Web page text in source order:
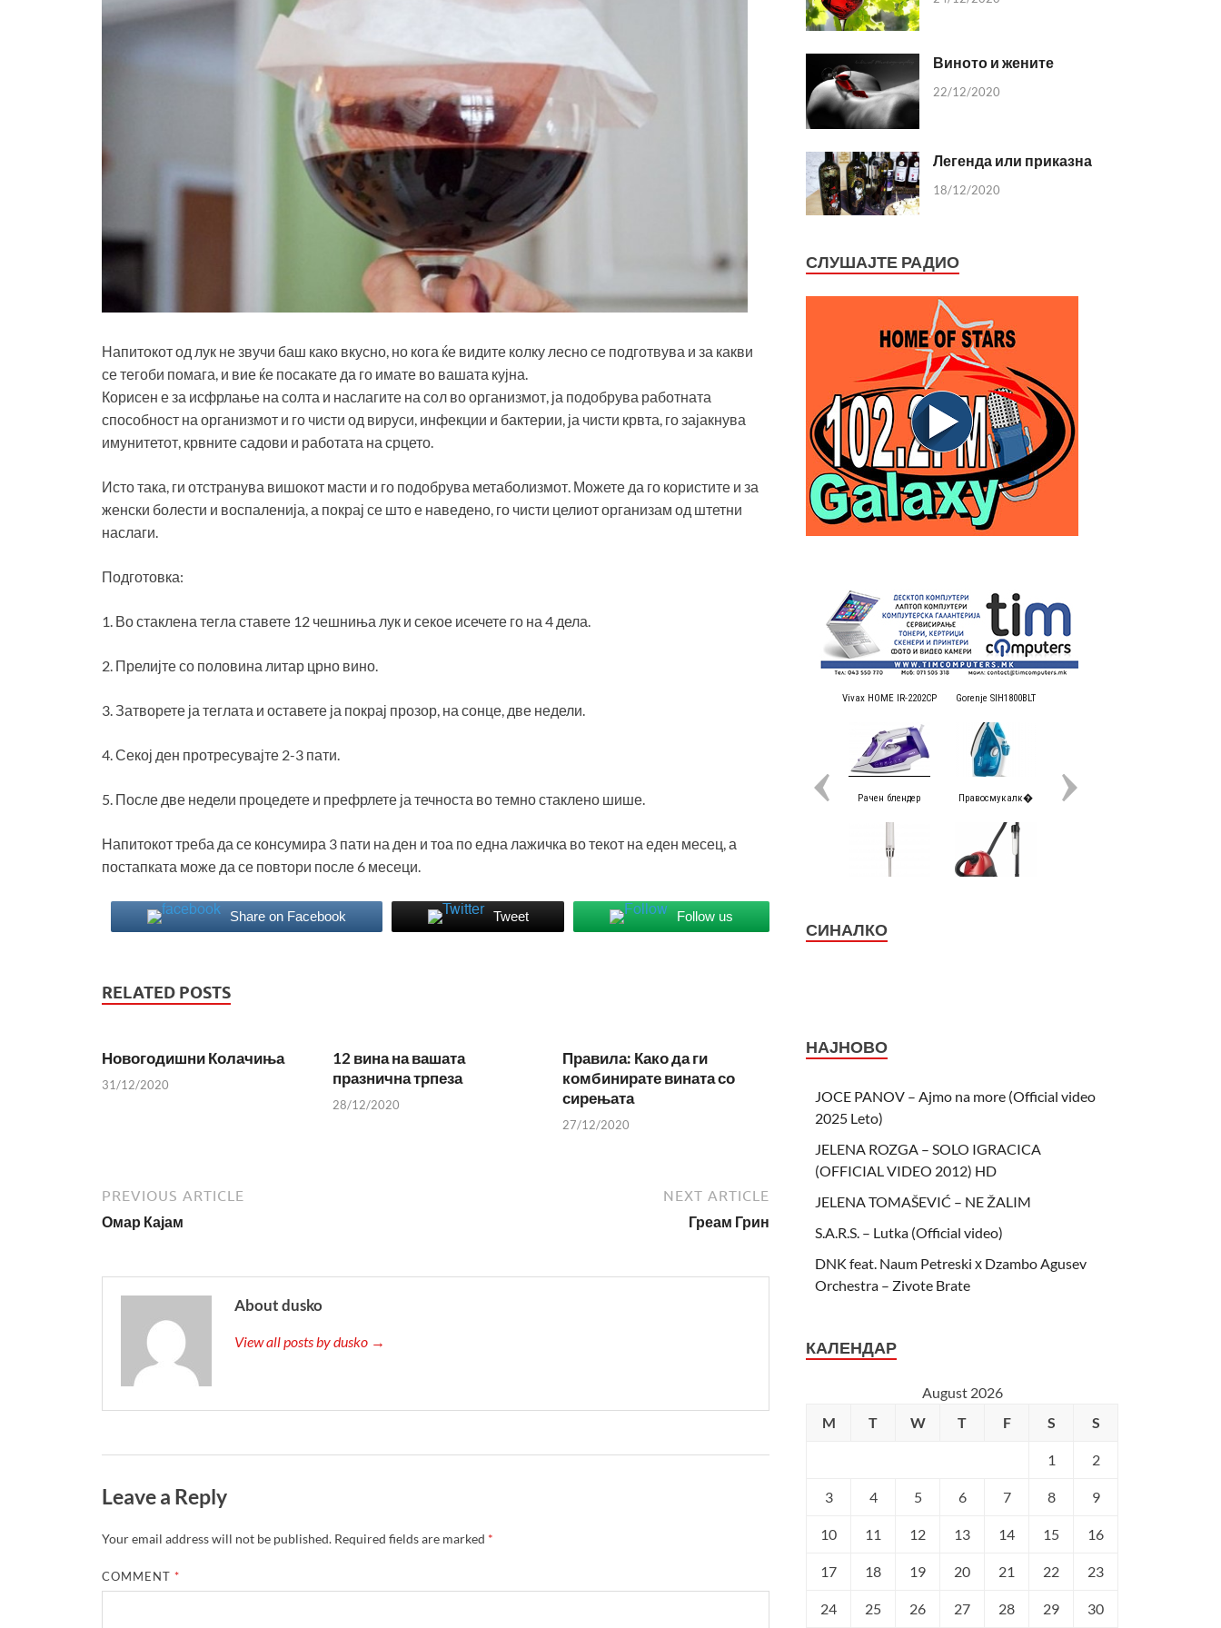
Напитокот од лук не звучи баш како вкусно, но кога ќе видите колку лесно се подготвува и за какви
се тегоби помага, и вие ќе посакате да го имате во вашата кујна.
Корисен е за исфрлање на солта и наслагите на сол во организмот, ја подобрува работната
способност на организмот и го чисти од вируси, инфекции и бактерии, ја чисти крвта, го зајакнува
имунитетот, крвните садови и работата на срцето.
Исто така, ги отстранува вишокот масти и го подобрува метаболизмот. Можете да го користите и за
женски болести и воспаленија, а покрај се што е наведено, го чисти целиот организам од штетни
наслаги.
Подготовка:
1. Во стаклена тегла ставете 12 чешниња лук и секое исечете го на 4 дела.
2. Прелијте со половина литар црно вино.
3. Затворете ја теглата и оставете ја покрај прозор, на сонце, две недели.
4. Секој ден протресувајте 2-3 пати.
5. После две недели процедете и префрлете ја течноста во темно стаклено шише.
Напитокот треба да се консумира 3 пати на ден и тоа по една лажичка во текот на еден месец, а
постапката може да се повтори после 6 месеци.
Share on Facebook Tweet Follow us
RELATED POSTS
Новогодишни Колачиња
31/12/2020
12 вина на вашата
празнична трпеза
28/12/2020
Правила: Како да ги
комбинирате вината со
сирењата
27/12/2020
PREVIOUS ARTICLE
Омар Кајам
NEXT ARTICLE
Греам Грин
About dusko
View all posts by dusko →
Leave a Reply
Your email address will not be published. Required fields are marked *
COMMENT*
Виното и жените
22/12/2020
Легенда или приказна
18/12/2020
СЛУШАЈТЕ РАДИО
СИНАЛКО
НАЈНОВО
JOCE PANOV – Ajmo na more (Official video
2025 Leto)
JELENA ROZGA – SOLO IGRACICA
(OFFICIAL VIDEO 2012) HD
JELENA TOMAŠEVIĆ – NE ŽALIM
S.A.R.S. – Lutka (Official video)
DNK feat. Naum Petreski х Dzambo Agusev
Orchestra – Zivote Brate
КАЛЕНДАР
August 2026
M
T W T F S S
1 2
3 4 5 6 7 8 9
10 11 12 13 14 15 16
17 18 19 20 21 22 23
24 25 26 27 28 29 30